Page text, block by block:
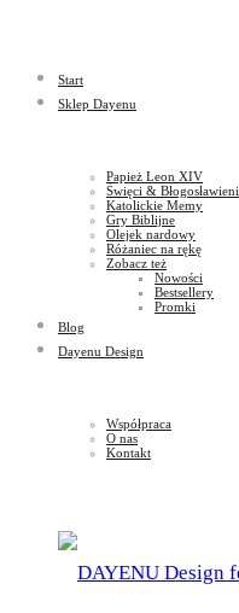
God
Start
Sklep Dayenu
Papież Leon XIV
Święci & Błogosławieni
Katolickie Memy
Gry Biblijne
Olejek nardowy
Różaniec na rękę
Zobacz też
Nowości
Bestsellery
Promki
Blog
Dayenu Design
Współpraca
O nas
Kontakt